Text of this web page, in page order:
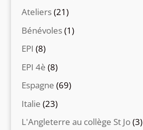
Ateliers(21)
Bénévoles(1)
EPI (8)
EPI 4è (8)
Espagne (69)
Italie (23)
L'Angleterre au collège St Jo(3)